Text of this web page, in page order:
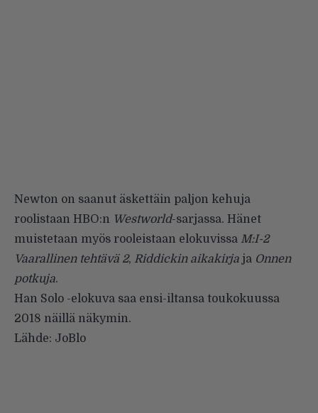
Newton on saanut äskettäin paljon kehuja
roolistaan HBO:n Westworld-sarjassa. Hänet
muistetaan myös rooleistaan elokuvissa M:I-2
Vaarallinen tehtävä 2, Riddickin aikakirja ja Onnen
potkuja.
Han Solo -elokuva saa ensi-iltansa toukokuussa
2018 näillä näkymin.
Lähde: JoBlo